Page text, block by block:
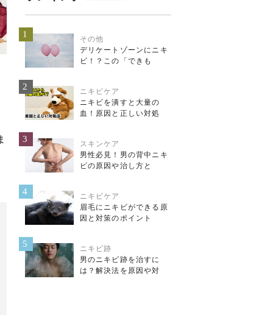
1
その他
デリケートゾーンにニキ
ビ！？この「できも
2
ニキビケア
ニキビを潰すと大量の
血！原因と正しい対処
3
スキンケア
男性必見！男の背中ニキ
ビの原因や治し方と
4
ニキビケア
眉毛にニキビができる原
因と対策のポイント
5
ニキビ跡
男のニキビ跡を治すに
は？解決法を原因や対